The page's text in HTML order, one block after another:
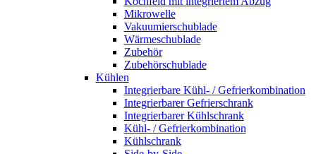
Mikrowelle
Vakuumierschublade
Wärmeschublade
Zubehör
Zubehörschublade
Kühlen
Integrierbare Kühl- / Gefrierkombination
Integrierbarer Gefrierschrank
Integrierbarer Kühlschrank
Kühl- / Gefrierkombination
Kühlschrank